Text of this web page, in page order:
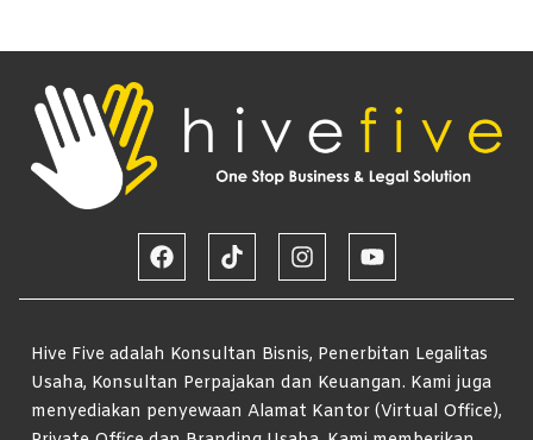
Hive Five adalah Konsultan Bisnis, Penerbitan Legalitas
Usaha, Konsultan Perpajakan dan Keuangan. Kami juga
menyediakan penyewaan Alamat Kantor (Virtual Office),